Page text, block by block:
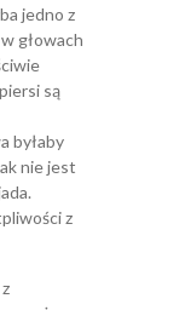
jedno z
głowach
są
byłaby
nie jest
z